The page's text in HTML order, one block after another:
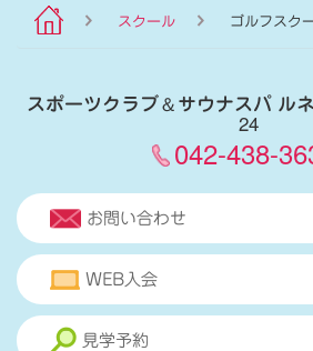
スクール ゴルフスク
スポーツクラブ＆サウナスパ ル
24
042-438-
お問い合わせ
WEB入会
見学予約